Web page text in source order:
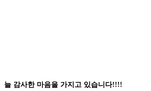
늘 감사한 마음을 가지고 있습니다!!!!